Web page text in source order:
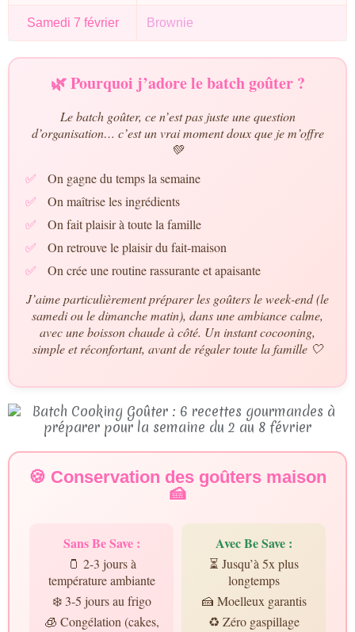
Samedi 7 février Brownie
🌿 Pourquoi j’adore le batch goûter ?
Le batch goûter, ce n’est pas juste une question
d’organisation… c’est un vrai moment doux que je m’offre
💚
✅
On gagne du temps la semaine
✅
On maîtrise les ingrédients
✅
On fait plaisir à toute la famille
✅
On retrouve le plaisir du fait-maison
✅
On crée une routine rassurante et apaisante
J’aime particulièrement préparer les goûters le week-end (le
samedi ou le dimanche matin), dans une ambiance calme,
avec une boisson chaude à côté. Un instant cocooning,
simple et réconfortant, avant de régaler toute la famille 🤍
🍪 Conservation des goûters maison
🍰
Sans Be Save :
🫙 2-3 jours à
température ambiante
❄️ 3-5 jours au frigo
🧊 Congélation (cakes,
Avec Be Save :
⏳ Jusqu’à 5x plus
longtemps
🍰 Moelleux garantis
♻️ Zéro gaspillage